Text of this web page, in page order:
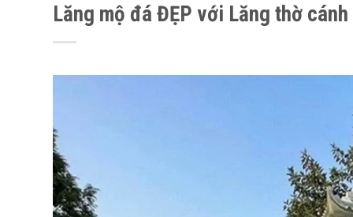
Lăng mộ đá ĐẸP với Lăng thờ